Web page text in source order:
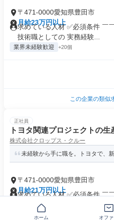
〒471-0000愛知県豊田市
月給23万円以上
求めている人材 ✅必須条件 ￣
技術職としての 実務経験...
業界未経験歓迎 +20個
この企業の類似
正社員
トヨタ関連プロジェクトの生
株式会社クロップス・クルー
未経験から手に職を。トヨタで、
〒471-0000愛知県豊田市
月給21万円以上
求めている人材 ✅必須条件 ￣
キャリア形成のため) ...
業界未経験歓迎
ホーム オファ